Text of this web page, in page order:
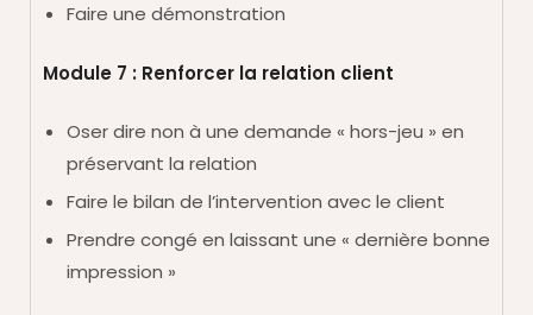
Faire une démonstration
Module 7 : Renforcer la relation client
Oser dire non à une demande « hors-jeu » en
préservant la relation
Faire le bilan de l’intervention avec le client
Prendre congé en laissant une « dernière bonne
impression »